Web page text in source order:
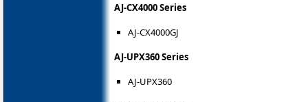
AJ-CX4000 Series
AJ-CX4000GJ
AJ-UPX360 Series
AJ-UPX360